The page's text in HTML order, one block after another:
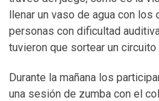
llenar un vaso de agua con
personas con dificultad
tuvieron que sortear un
Durante la mañana los
una sesión de zumba con el